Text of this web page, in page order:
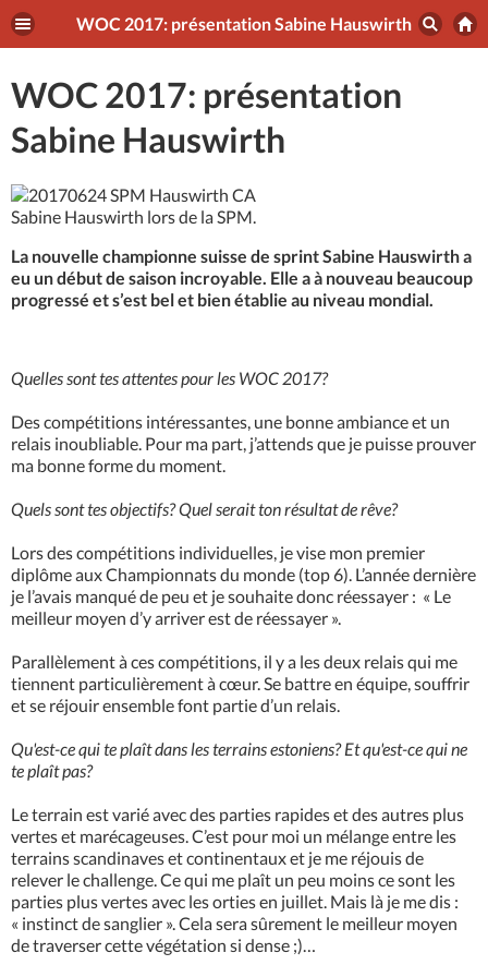
WOC 2017: présentation Sabine Hauswirth
WOC 2017: présentation
Sabine Hauswirth
Sabine Hauswirth lors de la SPM.
La nouvelle championne suisse de sprint Sabine Hauswirth a
eu un début de saison incroyable. Elle a à nouveau beaucoup
progressé et s’est bel et bien établie au niveau mondial.
Quelles sont tes attentes pour les WOC 2017?
Des compétitions intéressantes, une bonne ambiance et un
relais inoubliable. Pour ma part, j’attends que je puisse prouver
ma bonne forme du moment.
Quels sont tes objectifs? Quel serait ton résultat de rêve?
Lors des compétitions individuelles, je vise mon premier
diplôme aux Championnats du monde (top 6). L’année dernière
je l’avais manqué de peu et je souhaite donc réessayer : « Le
meilleur moyen d’y arriver est de réessayer ».
Parallèlement à ces compétitions, il y a les deux relais qui me
tiennent particulièrement à cœur. Se battre en équipe, souffrir
et se réjouir ensemble font partie d’un relais.
Qu'est-ce qui te plaît dans les terrains estoniens? Et qu'est-ce qui ne
te plaît pas?
Le terrain est varié avec des parties rapides et des autres plus
vertes et marécageuses. C’est pour moi un mélange entre les
terrains scandinaves et continentaux et je me réjouis de
relever le challenge. Ce qui me plaît un peu moins ce sont les
parties plus vertes avec les orties en juillet. Mais là je me dis :
« instinct de sanglier ». Cela sera sûrement le meilleur moyen
de traverser cette végétation si dense ;)…